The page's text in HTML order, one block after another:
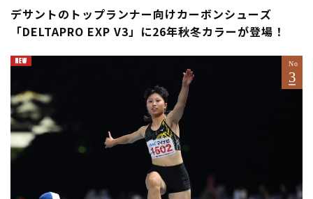
デサントのトップランナー向けカーボンシューズ
「DELTAPRO EXP V3」に26年秋冬カラーが登場！